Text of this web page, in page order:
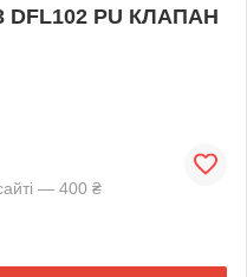
DFL102 PU КЛАПАН
— 400 ₴